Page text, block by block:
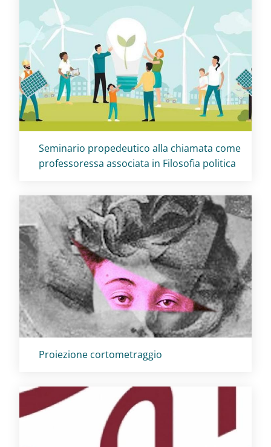
Titolo card:
Seminario propedeutico alla chiamata come
professoressa associata in Filosofia politica
Titolo card :
Proiezione cortometraggio